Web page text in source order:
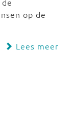
op de
Lees meer